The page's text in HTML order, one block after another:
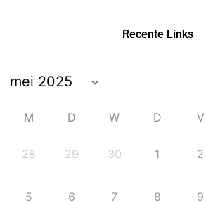
Recente Links
M D W D V
28 29 30 1 2
5 6 7 8 9